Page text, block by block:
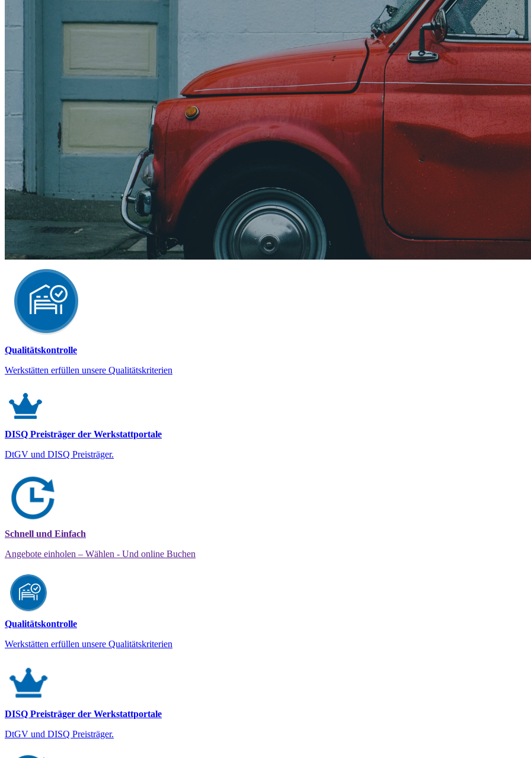
Qualitätskontrolle
Werkstätten erfüllen unsere Qualitätskriterien
DISQ Preisträger der Werkstattportale
DtGV und DISQ Preisträger.
Schnell und Einfach
Angebote einholen – Wählen - Und online Buchen
Qualitätskontrolle
Werkstätten erfüllen unsere Qualitätskriterien
DISQ Preisträger der Werkstattportale
DtGV und DISQ Preisträger.